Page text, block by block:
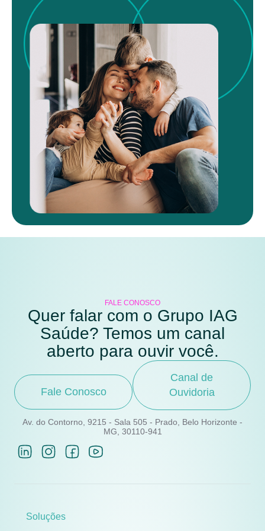
FALE CONOSCO
Quer falar com o Grupo IAG
Saúde? Temos um canal
aberto para ouvir você.
Fale Conosco
Canal de
Ouvidoria
Av. do Contorno, 9215 - Sala 505 - Prado, Belo Horizonte -
MG, 30110-941
Soluções